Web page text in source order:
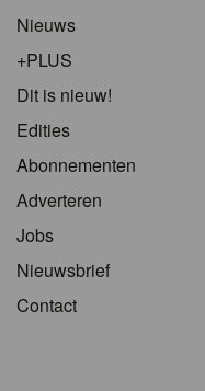
Nieuws
+PLUS
Dit is nieuw!
Edities
Abonnementen
Adverteren
Jobs
Nieuwsbrief
Contact